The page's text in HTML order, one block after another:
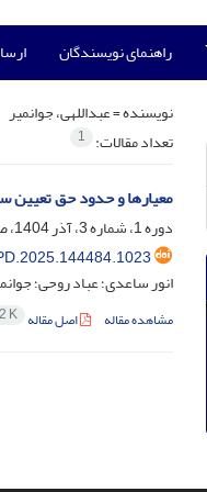
راهنمای نویسندگان
نویسنده =عبداللهی، جوانمیر
تعداد مقالات: 1
معیارها و حدود حق
دوره 1، شماره 3، آذر 1404، صفحه
انور ساعدی؛ عباد روحی؛
مشاهده مقاله اصل مقاله K